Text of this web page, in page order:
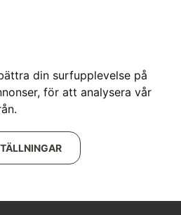
din surfupplevelse på
för att analysera vår